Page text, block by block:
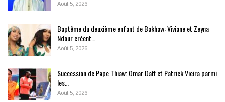
Août 5, 2026
Baptême du deuxième enfant de Bakhaw: Viviane et Zeyna
Ndour créent…
Août 5, 2026
Succession de Pape Thiaw: Omar Daff et Patrick Vieira parmi
les…
Août 5, 2026